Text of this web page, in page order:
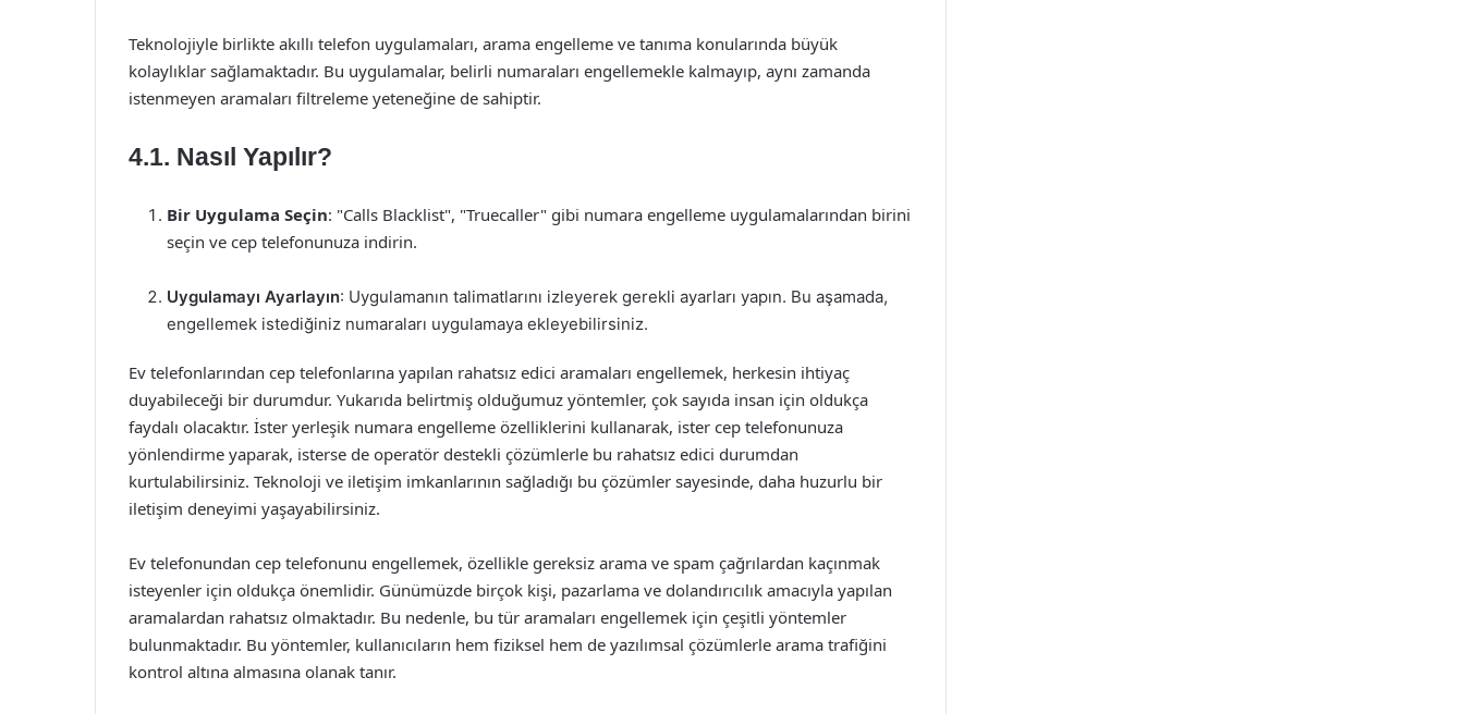
Teknolojiyle birlikte akıllı telefon uygulamaları, arama engelleme ve tanıma konularında büyük
kolaylıklar sağlamaktadır. Bu uygulamalar, belirli numaraları engellemekle kalmayıp, aynı zamanda
istenmeyen aramaları filtreleme yeteneğine de sahiptir.
4.1. Nasıl Yapılır?
Bir Uygulama Seçin: "Calls Blacklist", "Truecaller" gibi numara engelleme uygulamalarından birini
seçin ve cep telefonunuza indirin.
Uygulamayı Ayarlayın: Uygulamanın talimatlarını izleyerek gerekli ayarları yapın. Bu aşamada,
engellemek istediğiniz numaraları uygulamaya ekleyebilirsiniz.
Ev telefonlarından cep telefonlarına yapılan rahatsız edici aramaları engellemek, herkesin ihtiyaç
duyabileceği bir durumdur. Yukarıda belirtmiş olduğumuz yöntemler, çok sayıda insan için oldukça
faydalı olacaktır. İster yerleşik numara engelleme özelliklerini kullanarak, ister cep telefonunuza
yönlendirme yaparak, isterse de operatör destekli çözümlerle bu rahatsız edici durumdan
kurtulabilirsiniz. Teknoloji ve iletişim imkanlarının sağladığı bu çözümler sayesinde, daha huzurlu bir
iletişim deneyimi yaşayabilirsiniz.
Ev telefonundan cep telefonunu engellemek, özellikle gereksiz arama ve spam çağrılardan kaçınmak
isteyenler için oldukça önemlidir. Günümüzde birçok kişi, pazarlama ve dolandırıcılık amacıyla yapılan
aramalardan rahatsız olmaktadır. Bu nedenle, bu tür aramaları engellemek için çeşitli yöntemler
bulunmaktadır. Bu yöntemler, kullanıcıların hem fiziksel hem de yazılımsal çözümlerle arama trafiğini
kontrol altına almasına olanak tanır.